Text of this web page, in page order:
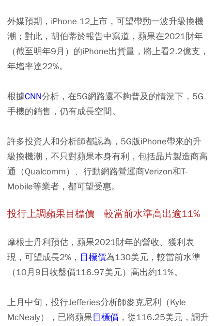
外媒預期，iPhone 12上市，可望帶動一波升級換機
潮；對此，胡伯蒂於報告中寫道，蘋果在2021財年
（截至明年9月）的iPhone出貨量，將上看2.2億支，
年增率達22%。
根據CNN分析，在5G網路還不夠普及的情況下，5G
手機的銷售，仍有成長空間。
許多投資人和分析師都認為，5G版iPhone帶來的升
級換機潮，不只對蘋果本身有利，包括晶片製造商高
通（Qualcomm）、行動網路營運商Verizon和T-
Mobile等業者，都可望受惠。
投行上調蘋果目標價 較當前水準高出逾11%
摩根士丹利預估，蘋果2021財年的營收、獲利表
現，可望成長2%， 目標價為130美元，較當前水準
（10月9日收盤價116.97美元）高出約11%。
上月中旬，投行Jefferies分析師麥克尼利（Kyle
McNealy），已將蘋果目標價 ，從116.25美元，調升